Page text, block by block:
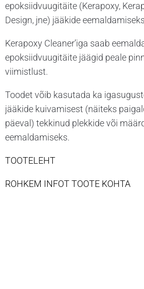
epoksiidvuugitäite (Kerapoxy,
Design, jne) jääkide
Kerapoxy Cleaner’iga saab
epoksiidvuugitäite jäägid peale
viimistlust.
Toodet võib kasutada ka
jääkide kuivamisest (näiteks
päeval) tekkinud plekkide või
eemaldamiseks.
TOOTELEHT
ROHKEM INFOT TOOTE KOHTA